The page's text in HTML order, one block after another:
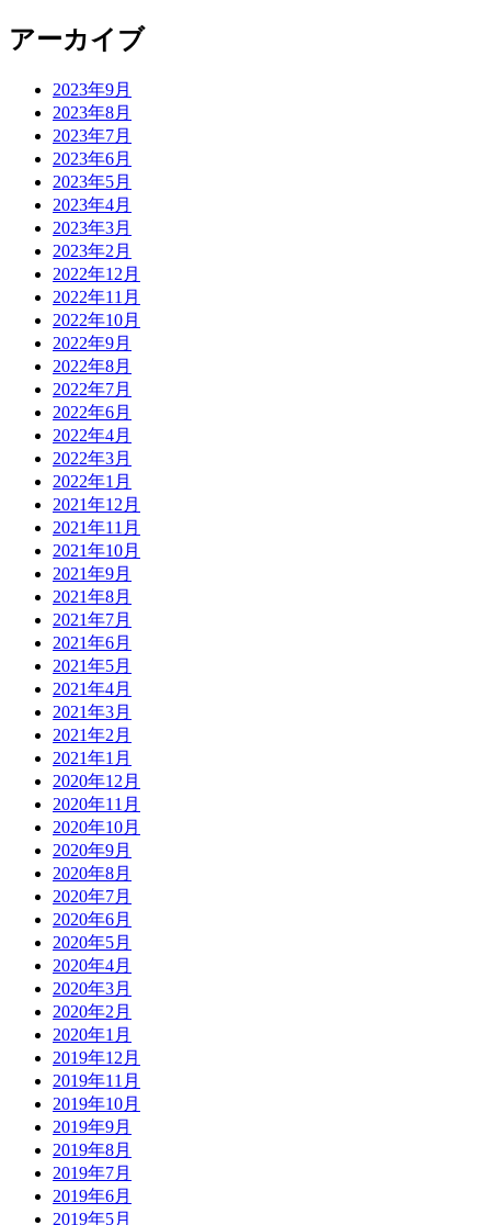
アーカイブ
2023年9月
2023年8月
2023年7月
2023年6月
2023年5月
2023年4月
2023年3月
2023年2月
2022年12月
2022年11月
2022年10月
2022年9月
2022年8月
2022年7月
2022年6月
2022年4月
2022年3月
2022年1月
2021年12月
2021年11月
2021年10月
2021年9月
2021年8月
2021年7月
2021年6月
2021年5月
2021年4月
2021年3月
2021年2月
2021年1月
2020年12月
2020年11月
2020年10月
2020年9月
2020年8月
2020年7月
2020年6月
2020年5月
2020年4月
2020年3月
2020年2月
2020年1月
2019年12月
2019年11月
2019年10月
2019年9月
2019年8月
2019年7月
2019年6月
2019年5月